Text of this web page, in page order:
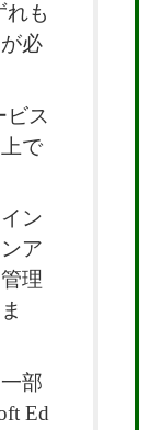
も
必
ス
で
ン
ア
理
部
Ed